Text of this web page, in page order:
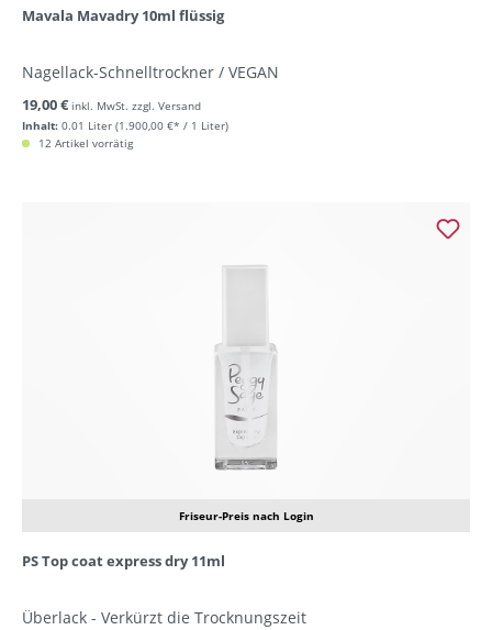
Mavala Mavadry 10ml flüssig
Nagellack-Schnelltrockner / VEGAN
Inhalt: 0.01 Liter (1.900,00 €* / 1 Liter)
19,00 € inkl. MwSt. zzgl. Versand
12 Artikel vorrätig
Friseur-Preis nach Login
PS Top coat express dry 11ml
Überlack - Verkürzt die Trocknungszeit